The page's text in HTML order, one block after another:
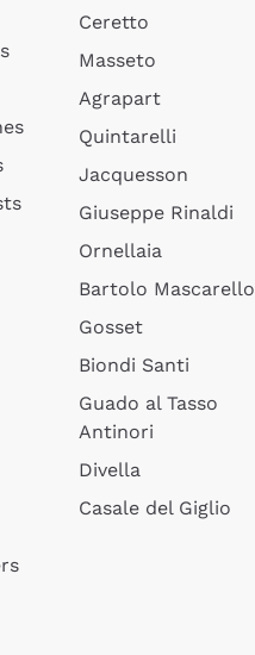
Ceretto
Masseto
Agrapart
Quintarelli
Jacquesson
Giuseppe Rinaldi
Ornellaia
Bartolo Mascarello
Gosset
Biondi Santi
Guado al Tasso
Antinori
Divella
Casale del Giglio